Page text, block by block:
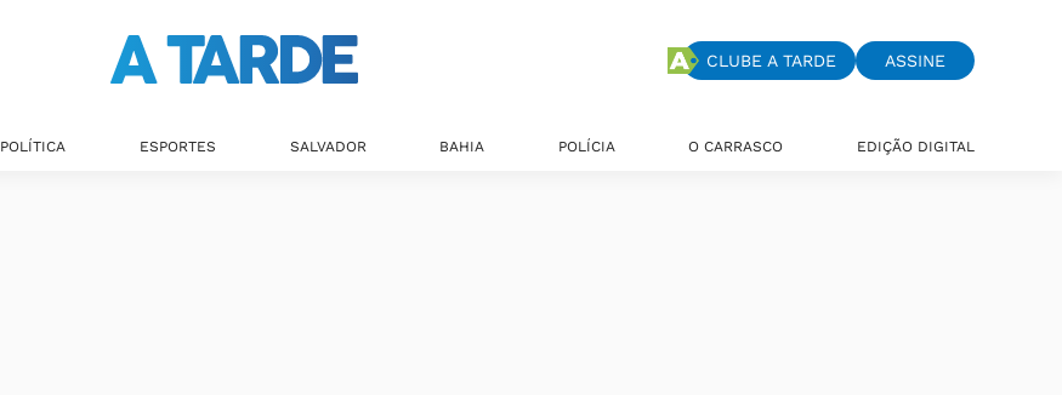
CLUBE A TARDE ASSINE
POLÍTICA ESPORTES SALVADOR BAHIA POLÍCIA O CARRASCO EDIÇÃO DIGITAL